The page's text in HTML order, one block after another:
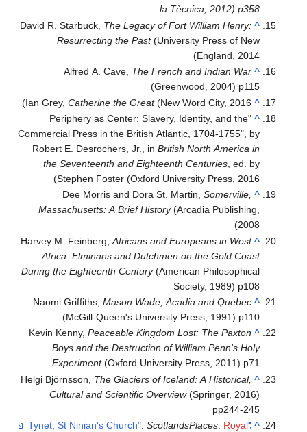
la Tècnica, 2012) p358
^
David R. Starbuck, The Legacy of Fort William Henry:
Resurrecting the Past(University Press of New
England, 2014)
^
Alfred A. Cave, The French and Indian War
(Greenwood, 2004) p115
^
Ian Grey,Catherine the Great(New Word City, 2016)
^
"Periphery as Center: Slavery, Identity, and the
Commercial Press in the British Atlantic, 1704-1755", by
Robert E. Desrochers, Jr., inBritish North America in
the Seventeenth and Eighteenth Centuries , ed. by
Stephen Foster (Oxford University Press, 2016)
^
Dee Morris and Dora St. Martin,Somerville,
Massachusetts: A Brief History(Arcadia Publishing,
2008)
^
Harvey M. Feinberg,Africans and Europeans in West
Africa: Elminans and Dutchmen on the Gold Coast
During the Eighteenth Century(American Philosophical
Society, 1989) p108
^
Naomi Griffiths,Mason Wade, Acadia and Quebec
(McGill-Queen's University Press, 1991) p110
^
Kevin Kenny,Peaceable Kingdom Lost: The Paxton
Boys and the Destruction of William Penn's Holy
Experiment(Oxford University Press, 2011) p71
^
Helgi Björnsson, The Glaciers of Iceland: A Historical,
Cultural and Scientific Overview(Springer, 2016)
pp244-245
^
"Tynet, St Ninian's Church"
.ScotlandsPlaces. Royal